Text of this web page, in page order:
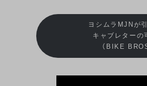
ヨシムラMJNが
キャブレターの
（BIKE